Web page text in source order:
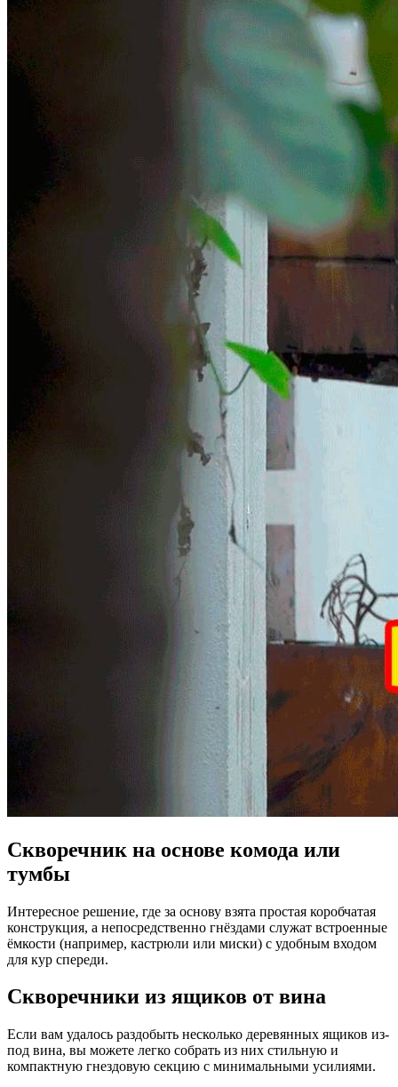
Скворечник на основе комода или
тумбы
Интересное решение, где за основу взята простая коробчатая
конструкция, а непосредственно гнёздами служат встроенные
ёмкости (например, кастрюли или миски) с удобным входом
для кур спереди.
Скворечники из ящиков от вина
Если вам удалось раздобыть несколько деревянных ящиков из-
под вина, вы можете легко собрать из них стильную и
компактную гнездовую секцию с минимальными усилиями.